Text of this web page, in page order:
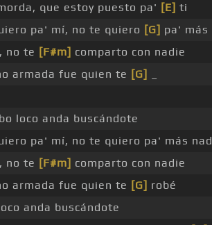
que estoy puesto pa' [E] ti
pa' mí, no te quiero [G] pa' más
no te [F#m] comparto con nadie
armada fue quien te [G]
loco anda buscándote
pa' mí, no te quiero pa' más
no te [F#m] comparto con nadie
armada fue quien te [G] robé
anda buscándote